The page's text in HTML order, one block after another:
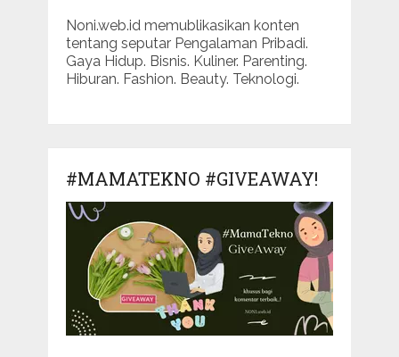
Noni.web.id memublikasikan konten
tentang seputar Pengalaman Pribadi.
Gaya Hidup. Bisnis. Kuliner. Parenting.
Hiburan. Fashion. Beauty. Teknologi.
#MAMATEKNO #GIVEAWAY!